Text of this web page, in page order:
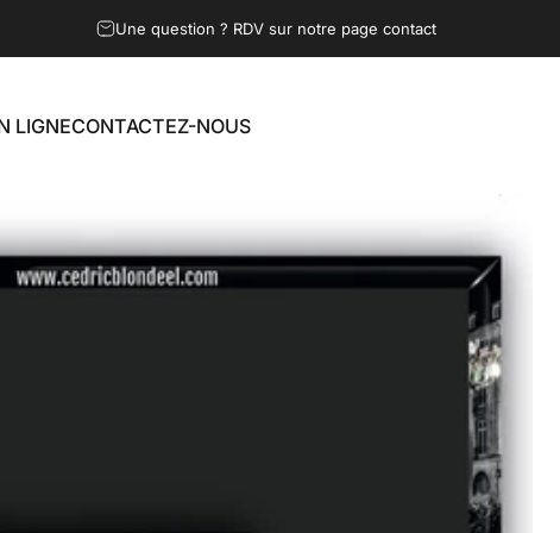
Une question ? RDV sur notre page contact
LIGNECONTACTEZ-NOUS